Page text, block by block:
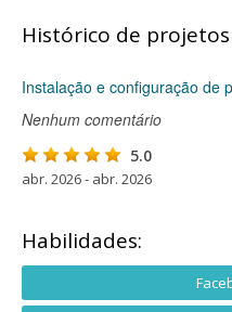
Histórico de projetos
Instalação e configuração de
Nenhum comentário
5.0
abr. 2026 - abr. 2026
Habilidades: